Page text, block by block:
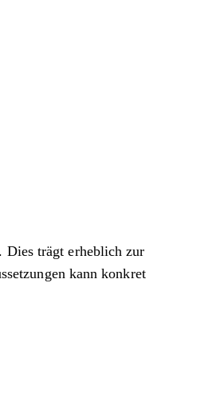
Dies trägt erheblich zur
kann konkret